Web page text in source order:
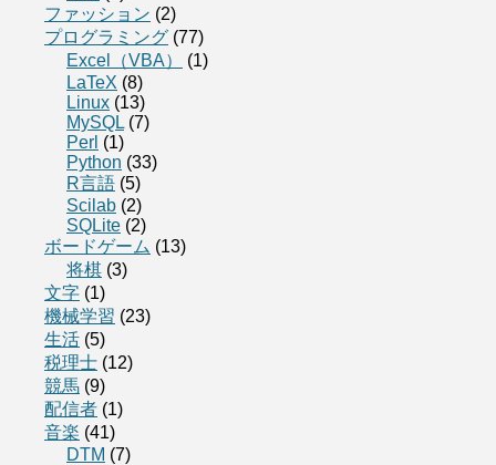
ファッション (2)
プログラミング (77)
Excel（VBA）
(1)
LaTeX (8)
Linux (13)
MySQL (7)
Perl (1)
Python (33)
R言語 (5)
Scilab (2)
SQLite (2)
ボードゲーム (13)
将棋 (3)
文字 (1)
機械学習 (23)
生活 (5)
税理士 (12)
競馬 (9)
配信者 (1)
音楽 (41)
DTM (7)